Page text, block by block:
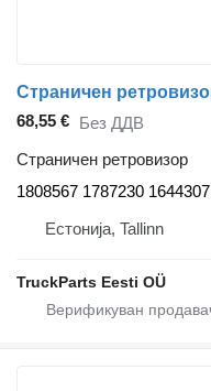
68,55 € Без ДДВ
Страничен ретровизор
1808567 1787230 1644307
Естонија, Tallinn
TruckParts Eesti OÜ